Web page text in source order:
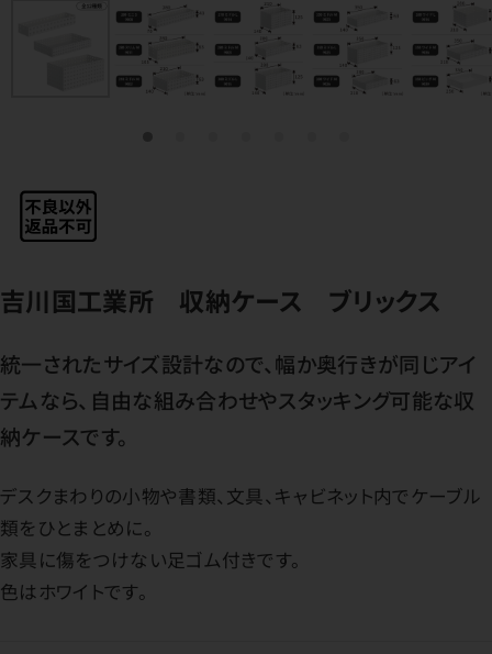
吉川国工業所 収納ケース ブリックス
統一されたサイズ設計なので、幅か奥行きが同じアイ
テムなら、自由な組み合わせやスタッキング可能な収
納ケースです。
デスクまわりの小物や書類、文具、キャビネット内でケーブル
類をひとまとめに。
家具に傷をつけない足ゴム付きです。
色はホワイトです。